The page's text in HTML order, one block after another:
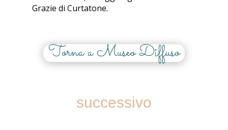
Grazie di Curtatone.
Torna a Museo Diffuso
successivo